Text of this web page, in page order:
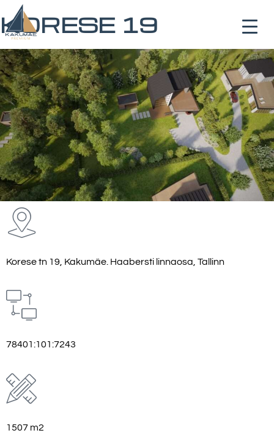
KORESE 19
Korese tn 19, Kakumäe. Haabersti linnaosa, Tallinn
78401:101:7243
1507 m2